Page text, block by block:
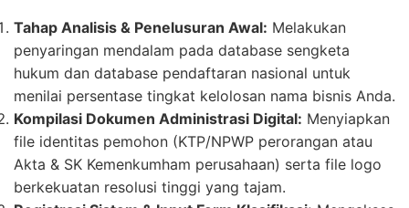
Tahap Analisis & Penelusuran Awal: Melakukan
penyaringan mendalam pada database sengketa
hukum dan database pendaftaran nasional untuk
menilai persentase tingkat kelolosan nama bisnis Anda.
Kompilasi Dokumen Administrasi Digital: Menyiapkan
file identitas pemohon (KTP/NPWP perorangan atau
Akta & SK Kemenkumham perusahaan) serta file logo
berkekuatan resolusi tinggi yang tajam.